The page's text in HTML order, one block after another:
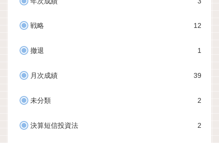
戦略 12
撤退 1
月次成績 39
未分類 2
決算短信投資法 2